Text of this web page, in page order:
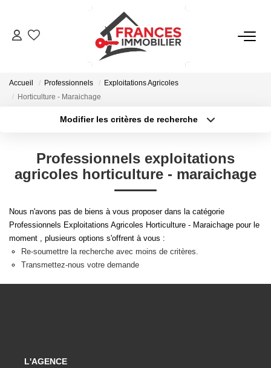
ESTIMATION
NOTRE AGENCE
CONTACT
Accueil Professionnels
Exploitations Agricoles
Horticulture - Maraichage
Modifier les critères de recherche
Sélectionnez...
Type de bien
Surface min
Créer une alerte
Professionnels exploitations
agricoles horticulture - maraichage
Nous n'avons pas de biens à vous proposer dans la catégorie
Professionnels Exploitations Agricoles Horticulture - Maraichage pour le
moment , plusieurs options s'offrent à vous :
Re-soumettre la recherche avec moins de critères.
Transmettez-nous votre demande
L'AGENCE